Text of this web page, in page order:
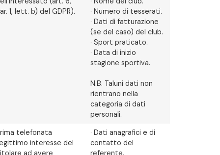
1, lett. b) del GDPR).
· Numero di tesserati.
· Dati di fatturazione
(se del caso) del club.
· Sport praticato.
· Data di inizio
stagione sportiva.
N.B. Taluni dati non
rientrano nella
categoria di dati
personali.
telefonata
interesse del
ad avere
· Dati anagrafici e di
contatto del
referente.